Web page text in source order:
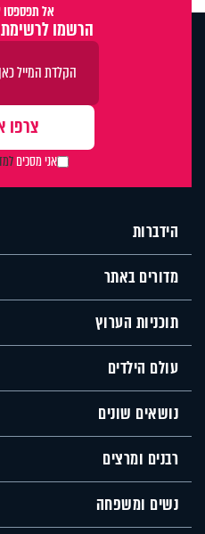
אל תפספסו
הרשמו
אני מסכים
הידברות
מדורים באתר
תוכניות הערוץ
עולם הילדים
נושאים שונים
רבנים ומרצים
נשים ומשפחה